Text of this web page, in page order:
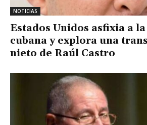
NOTICIAS
Estados Unidos asfixia a
cubana y explora una
nieto de Raúl Castro